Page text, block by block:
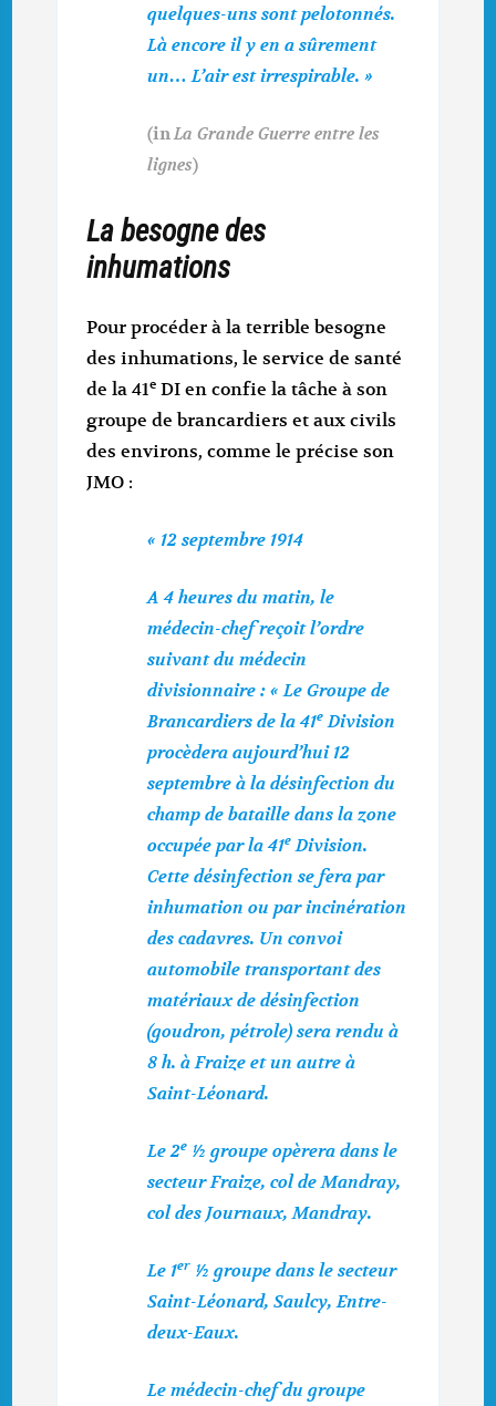
quelques-uns sont pelotonnés.
Là encore il y en a sûrement
un… L’air est irrespirable. »
(inLa Grande Guerre entre les
lignes)
La besogne des
inhumations
Pour procéder à la terrible besogne
des inhumations, le service de santé
de la 41e DI en confie la tâche à son
groupe de brancardiers et aux civils
des environs, comme le précise son
JMO :
« 12 septembre 1914
A 4 heures du matin, le
médecin-chef reçoit l’ordre
suivant du médecin
divisionnaire : « Le Groupe de
Brancardiers de la 41e Division
procèdera aujourd’hui 12
septembre à la désinfection du
champ de bataille dans la zone
occupée par la 41e Division.
Cette désinfection se fera par
inhumation ou par incinération
des cadavres. Un convoi
automobile transportant des
matériaux de désinfection
(goudron, pétrole) sera rendu à
8 h. à Fraize et un autre à
Saint-Léonard.
Le 2e ½ groupe opèrera dans le
secteur Fraize, col de Mandray,
col des Journaux, Mandray.
Le 1er ½ groupe dans le secteur
Saint-Léonard, Saulcy, Entre-
deux-Eaux.
Le médecin-chef du groupe